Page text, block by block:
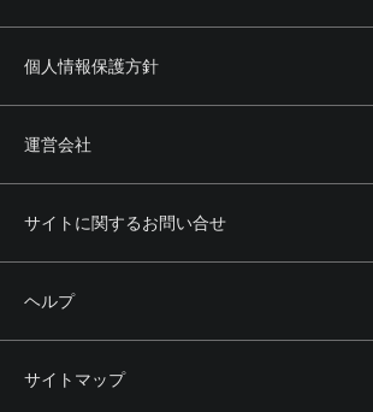
個人情報保護方針
運営会社
サイトに関するお問い合せ
ヘルプ
サイトマップ